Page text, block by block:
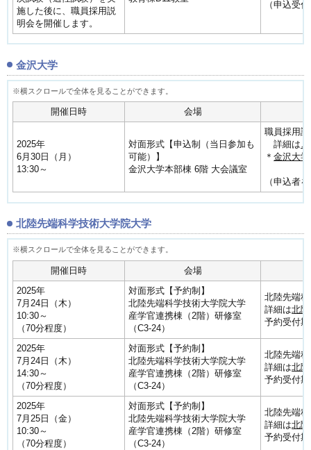
施した後に、職員採用説
明会を開催します。
（申込受
金沢大学
開催日時 会場
2025年
6月30日（月）
13:30～
対面形式【申込制（当日参加も
可能）】
金沢大学本部棟 6階 大会議室
職員採用
詳細は
＊金沢大
（申込者
北陸先端科学技術大学院大学
開催日時
会場
2025年
7月24日（木）
10:30～
（70分程度）
対面形式【予約制】
北陸先端科学技術大学院大学
産学官連携棟（2階）研修室
（C3-24）
北陸先端
詳細は北
予約受付
2025年
7月24日（木）
14:30～
（70分程度）
対面形式【予約制】
北陸先端科学技術大学院大学
産学官連携棟（2階）研修室
（C3-24）
北陸先端
詳細は北
予約受付
2025年
7月25日（金）
10:30～
（70分程度）
対面形式【予約制】
北陸先端科学技術大学院大学
産学官連携棟（2階）研修室
（C3-24）
北陸先端
詳細は北
予約受付